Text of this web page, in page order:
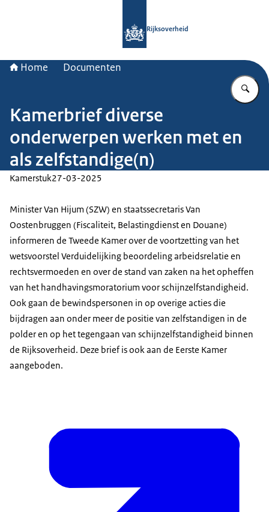
Rijksoverheid
Home Documenten
Kamerbrief diverse
onderwerpen werken met en
als zelfstandige(n)
Kamerstuk27-03-2025
Minister Van Hijum (SZW) en staatssecretaris Van
Oostenbruggen (Fiscaliteit, Belastingdienst en Douane)
informeren de Tweede Kamer over de voortzetting van het
wetsvoorstel Verduidelijking beoordeling arbeidsrelatie en
rechtsvermoeden en over de stand van zaken na het opheffen
van het handhavingsmoratorium voor schijnzelfstandigheid.
Ook gaan de bewindspersonen in op overige acties die
bijdragen aan onder meer de positie van zelfstandigen in de
polder en op het tegengaan van schijnzelfstandigheid binnen
de Rijksoverheid. Deze brief is ook aan de Eerste Kamer
aangeboden.